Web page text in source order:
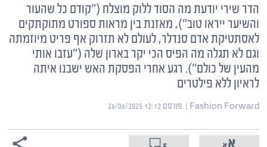
הדר שירי יודעת מה הסוד ללוק מוצלח ("קודם כל שהעור
והשיער ייראו טוב"), מאזנת בין מראות ספורט מתוקתקים
לאסתטיקת אדם סנדלר, לעולם לא תזרוק אף פריט מיוזמתה
וגם לא תגלה מה הפיס הכי יקר בארון שלה ("עזבו אותי
מהעין של כולם"). רגע אחרי הפסקת האש ישבנו איתה
לראיון ללא פילטרים
Fashion Forward | ‏ פורסם ‎26/06/2025 12:12